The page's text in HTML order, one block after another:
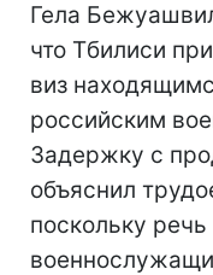
Гела
что Тбилиси
виз
российским
Задержку с
объяснил
поскольку